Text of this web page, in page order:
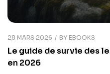
28 MARS 2026 BY EBOOKS
Le guide de survie des
en 2026